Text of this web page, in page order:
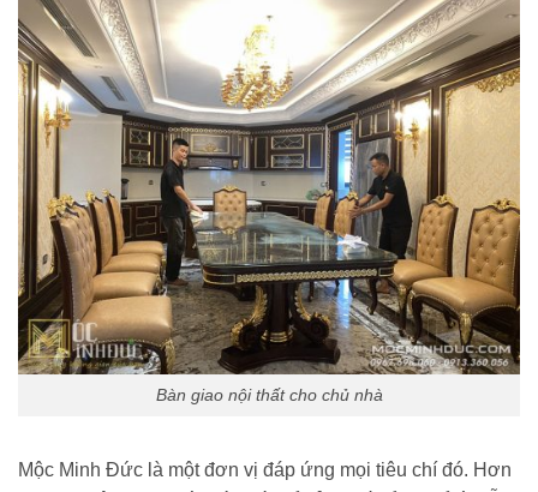
Bàn giao nội thất cho chủ nhà
Mộc Minh Đức là một đơn vị đáp ứng mọi tiêu chí đó. Hơn